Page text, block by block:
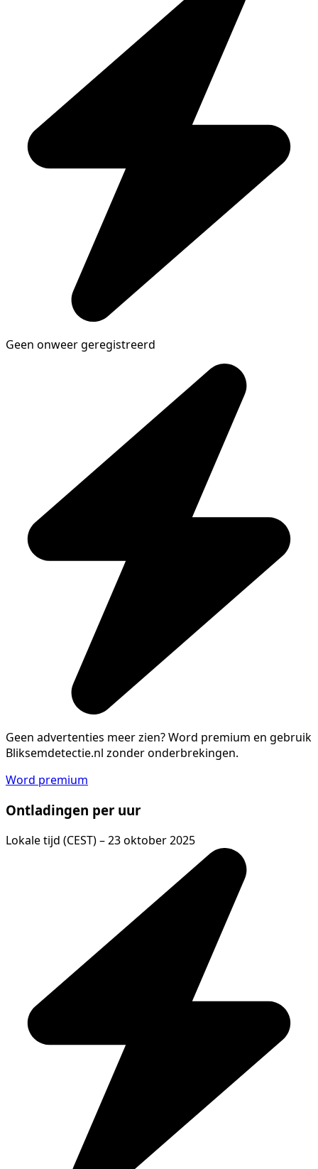
Geen onweer geregistreerd
Geen advertenties meer zien?Word premium en gebruik
Bliksemdetectie.nl zonder onderbrekingen.
Word premium
Ontladingen per uur
Lokale tijd (CEST) – 23 oktober 2025